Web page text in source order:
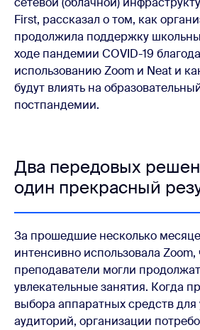
First, рассказал о том, как
продолжила поддержку
ходе пандемии COVID-19
использованию Zoom и Neat и
будут влиять на
постпандемии.
Два передовых
один прекрасный
За прошедшие несколько
интенсивно использовала Zoom,
преподаватели могли
увлекательные занятия. Когда
выбора аппаратных средств для
аудиторий, организации